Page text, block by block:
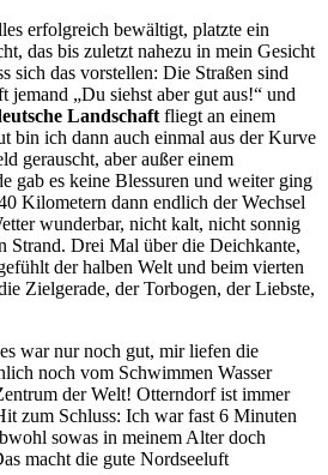
erfolgreich bewältigt, platzte ein
das bis zuletzt nahezu in mein Gesicht
sich das vorstellen: Die Straßen sind
jemand „Du siehst aber gut aus!“ und
Landschaft fliegt an einem
bin ich dann auch einmal aus der Kurve
gerauscht, aber außer einem
gab es keine Blessuren und weiter ging
Kilometern dann endlich der Wechsel
wunderbar, nicht kalt, nicht sonnig
Strand. Drei Mal über die Deichkante,
der halben Welt und beim vierten
Zielgerade, der Torbogen, der Liebste,
war nur noch gut, mir liefen die
noch vom Schwimmen Wasser
der Welt! Otterndorf ist immer
zum Schluss: Ich war fast 6 Minuten
sowas in meinem Alter doch
macht die gute Nordseeluft